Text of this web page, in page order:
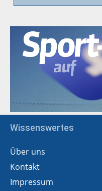
Wissenswertes
Über uns
Kontakt
Impressum